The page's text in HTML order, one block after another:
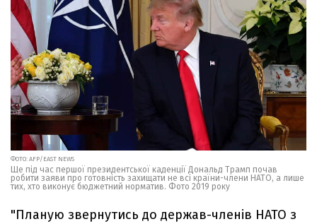
ФОТО: AFP/EAST NEWS
Ще під час першої президентської каденції Дональд Трамп почав
робити заяви про готовність захищати не всі країни-члени НАТО, а лише
тих, хто виконує бюджетний норматив. Фото 2019 року
"Планую звернутись до держав-членів НАТО з